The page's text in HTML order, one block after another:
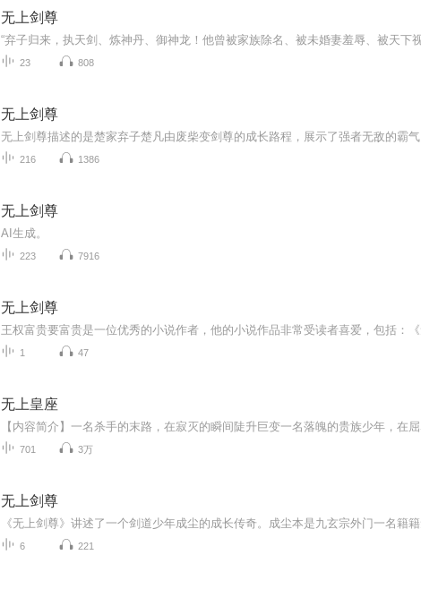
无上剑尊
23 808
无上剑尊
无上剑尊描述的是楚家弃子楚凡由废柴变剑尊的成长路程，展示了强者无敌的霸气
216 1386
无上剑尊
AI生成。
223 7916
无上剑尊
1 47
无上皇座
701 3万
无上剑尊
6 221